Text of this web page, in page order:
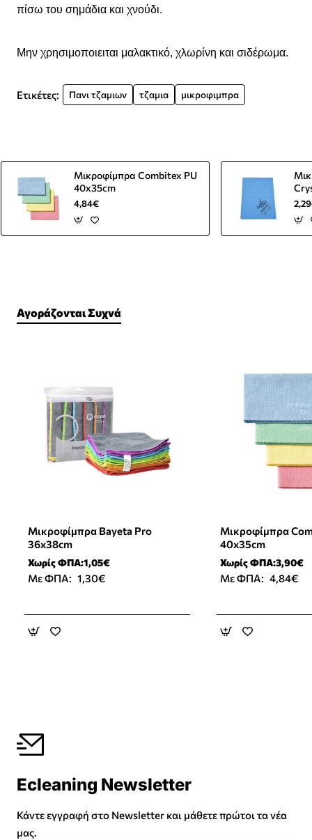
πίσω του σημάδια και χνούδι.
Μην χρησιμοποιειται μαλακτικό, χλωρίνη και σιδέρωμα.
Ετικέτες: Πανι τζαμιων τζαμια μικροφιμπρα
Μικροφίμπρα Combitex PU
40x35cm
4,84€
Αγοράζονται Συχνά
Νέο Προϊόν
Μικροφίμπρα Bayeta Pro
36x38cm
Χωρίς ΦΠΑ:1,05€
Με ΦΠΑ: 1,30€
Μικροφίμπρα
40x35cm
Χωρίς ΦΠΑ:3,90€
Με ΦΠΑ: 4,84€
Ecleaning Newsletter
Κάντε εγγραφή στο Newsletter και μάθετε πρώτοι τα νέα
μας.